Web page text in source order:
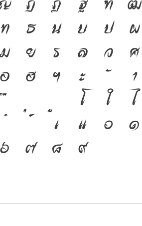
ฎ ฏ ฐ ฑ ฒ
ท ธ น บ ป ผ
ม ย ร ล ว ศ
อ ฮ ฯ ะ า
โ
ใ
ไ
เ
แ ๐ ๑
๖ ๗ ๘ ๙